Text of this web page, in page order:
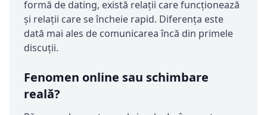
formă de dating, există relații care funcționează
și relații care se încheie rapid. Diferența este
dată mai ales de comunicarea încă din primele
discuții.
Fenomen online sau schimbare
reală?